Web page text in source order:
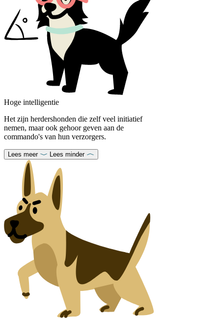
Hoge intelligentie
Het zijn herdershonden die zelf veel initiatief
nemen, maar ook gehoor geven aan de
commando's van hun verzorgers.
Lees meer Lees minder